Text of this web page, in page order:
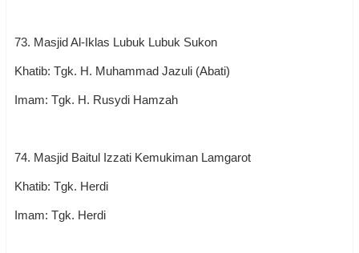
73. Masjid Al-Iklas Lubuk Lubuk Sukon
Khatib: Tgk. H. Muhammad Jazuli (Abati)
Imam: Tgk. H. Rusydi Hamzah
74. Masjid Baitul Izzati Kemukiman Lamgarot
Khatib: Tgk. Herdi
Imam: Tgk. Herdi